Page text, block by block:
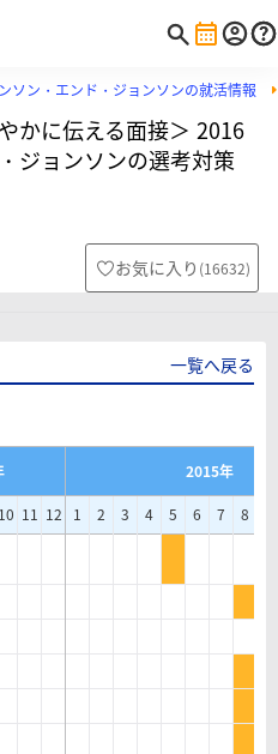
ソン・エンド・ジョンソンの就活情報
かに伝える面接＞ 2016
ジョンソンの選考対策
お気に入り (16632)
一覧へ戻る
2015年
10 11 12 1 2 3 4 5 6 7 8